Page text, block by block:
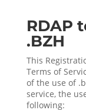
RDAP
.BZH
This
Terms of
of the use of
service, the
following: